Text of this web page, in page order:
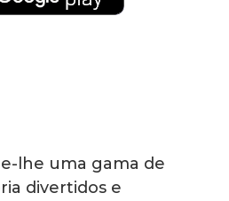
lhe uma gama de
divertidos e